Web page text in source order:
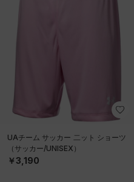
UAチーム サッカー 二ット ショーツ
（サッカー/UNISEX）
￥3,190